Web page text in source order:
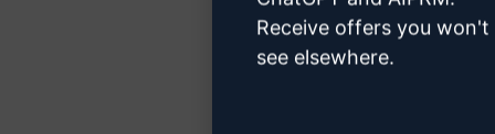
Receive offers you won't
see elsewhere.